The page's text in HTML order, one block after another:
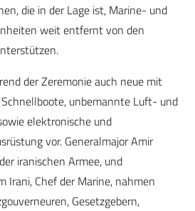
die in der Lage ist, Marine- und
weit entfernt von den
der Zeremonie auch neue mit
unbemannte Luft- und
elektronische und
vor. Generalmajor Amir
iranischen Armee, und
Irani, Chef der Marine, nahmen
Gesetzgebern,